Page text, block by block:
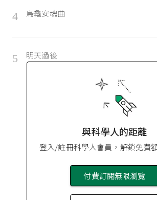
4 烏龜安魂曲
5 明天過後
與科學人的距離
登入/註冊科學人會員，解鎖免費
付費訂閱無限瀏覽